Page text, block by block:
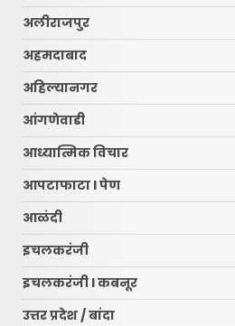
अलीराजपुर
अहमदाबाद
अहिल्यानगर
आंगणेवाडी
आध्यात्मिक विचार
आपटाफाटा l पेण
आळंदी
इचलकरंजी
इचलकरंजी l कबनूर
उत्तर प्रदेश / बांदा